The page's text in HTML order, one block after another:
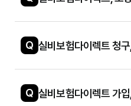
Q 실비보험다이렉트 청
Q 실비보험다이렉트 가